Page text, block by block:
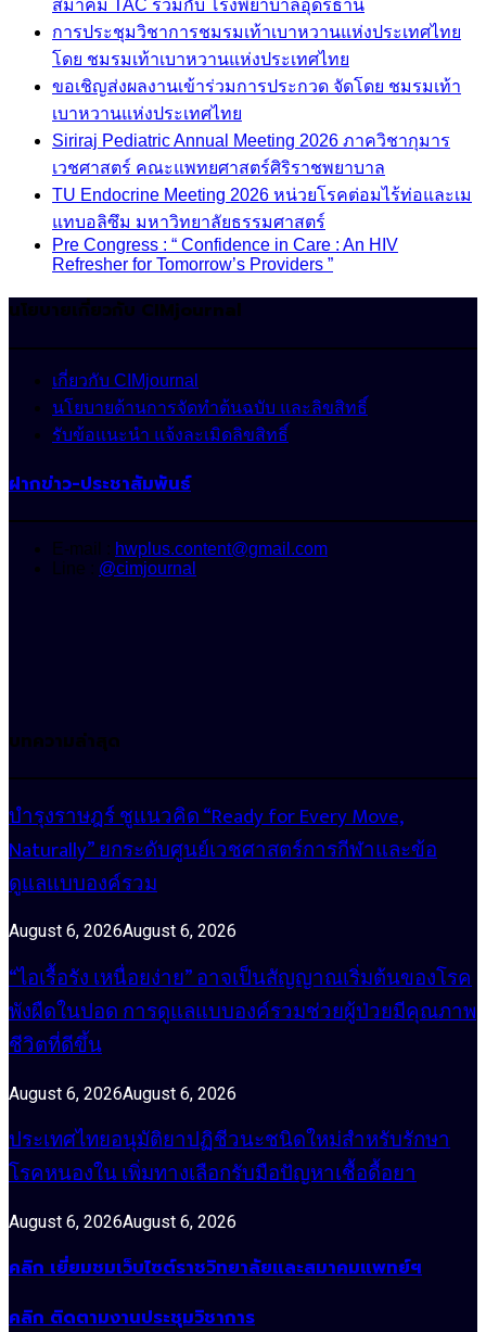
สมาคม TAC ร่วมกับ โรงพยาบาลอุดรธานี
การประชุมวิชาการชมรมเท้าเบาหวานแห่งประเทศไทย
โดย ชมรมเท้าเบาหวานแห่งประเทศไทย
ขอเชิญส่งผลงานเข้าร่วมการประกวด จัดโดย ชมรมเท้า
เบาหวานแห่งประเทศไทย
Siriraj Pediatric Annual Meeting 2026 ภาควิชากุมาร
เวชศาสตร์ คณะแพทยศาสตร์ศิริราชพยาบาล
TU Endocrine Meeting 2026 หน่วยโรคต่อมไร้ท่อและเม
แทบอลิซึม มหาวิทยาลัยธรรมศาสตร์
Pre Congress : “ Confidence in Care : An HIV
Refresher for Tomorrow’s Providers ”
นโยบายเกี่ยวกับ CIMjournal
เกี่ยวกับ CIMjournal
นโยบายด้านการจัดทำต้นฉบับ และลิขสิทธิ์
รับข้อแนะนำ แจ้งละเมิดลิขสิทธิ์
ฝากข่าว-ประชาสัมพันธ์
E-mail : hwplus.content@gmail.com
Line : @cimjournal
บทความล่าสุด
บำรุงราษฎร์ ชูแนวคิด “Ready for Every Move,
Naturally” ยกระดับศูนย์เวชศาสตร์การกีฬาและข้อ
ดูแลแบบองค์รวม
August 6, 2026August 6, 2026
“ไอเรื้อรัง เหนื่อยง่าย” อาจเป็นสัญญาณเริ่มต้นของโรค
พังผืดในปอด การดูแลแบบองค์รวมช่วยผู้ป่วยมีคุณภาพ
ชีวิตที่ดีขึ้น
August 6, 2026August 6, 2026
ประเทศไทยอนุมัติยาปฏิชีวนะชนิดใหม่สำหรับรักษา
โรคหนองใน เพิ่มทางเลือกรับมือปัญหาเชื้อดื้อยา
August 6, 2026August 6, 2026
คลิก เยี่ยมชมเว็บไซต์ราชวิทยาลัยและสมาคมแพทย์ฯ
คลิก ติดตามงานประชุมวิชาการ